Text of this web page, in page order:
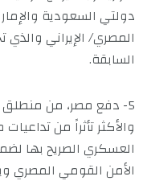
دولتي السعودية
المصري/ الإيراني والذي
السابقة.
5- دفع مصر، من منطلق
والأكثر تأثراً من
العسكري الصريح بها
الأمن القومي المصري